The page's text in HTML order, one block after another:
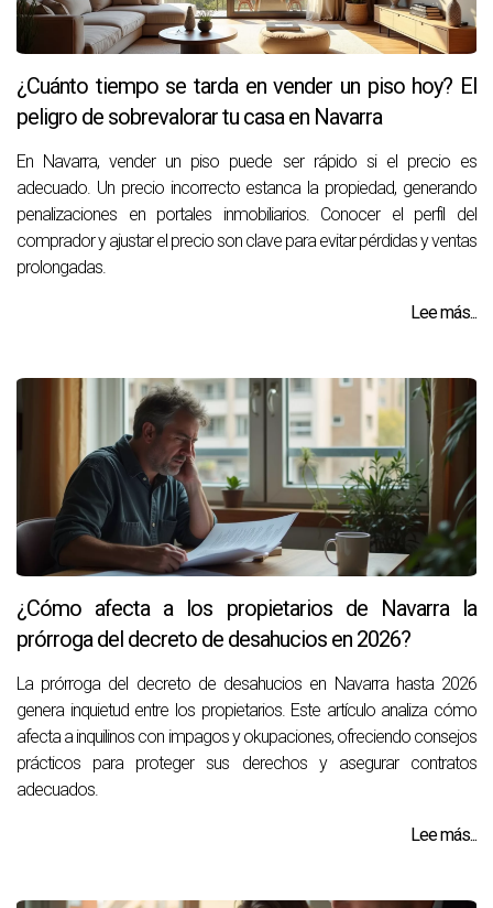
¿Cuánto tiempo se tarda en vender un piso hoy? El
peligro de sobrevalorar tu casa en Navarra
En Navarra, vender un piso puede ser rápido si el precio es
adecuado. Un precio incorrecto estanca la propiedad, generando
penalizaciones en portales inmobiliarios. Conocer el perfil del
comprador y ajustar el precio son clave para evitar pérdidas y ventas
prolongadas.
Lee más...
¿Cómo afecta a los propietarios de Navarra la
prórroga del decreto de desahucios en 2026?
La prórroga del decreto de desahucios en Navarra hasta 2026
genera inquietud entre los propietarios. Este artículo analiza cómo
afecta a inquilinos con impagos y okupaciones, ofreciendo consejos
prácticos para proteger sus derechos y asegurar contratos
adecuados.
Lee más...